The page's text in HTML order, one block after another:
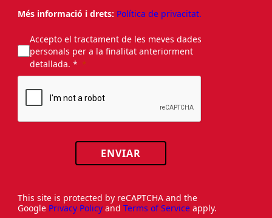
Més informació i drets: Política de privacitat.
Accepto el tractament de les meves dades
personals per a la finalitat anteriorment
detallada. *
ENVIAR
This site is protected by reCAPTCHA and the
Google Privacy Policy and Terms of Service apply.